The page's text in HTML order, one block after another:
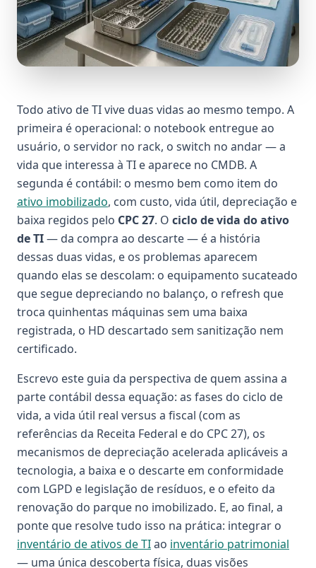
Todo ativo de TI vive duas vidas ao mesmo tempo. A
primeira é operacional: o notebook entregue ao
usuário, o servidor no rack, o switch no andar — a
vida que interessa à TI e aparece no CMDB. A
segunda é contábil: o mesmo bem como item do
ativo imobilizado, com custo, vida útil, depreciação e
baixa regidos pelo CPC 27. O ciclo de vida do ativo
de TI— da compra ao descarte — é a história
dessas duas vidas, e os problemas aparecem
quando elas se descolam: o equipamento sucateado
que segue depreciando no balanço, o refresh que
troca quinhentas máquinas sem uma baixa
registrada, o HD descartado sem sanitização nem
certificado.
Escrevo este guia da perspectiva de quem assina a
parte contábil dessa equação: as fases do ciclo de
vida, a vida útil real versus a fiscal (com as
referências da Receita Federal e do CPC 27), os
mecanismos de depreciação acelerada aplicáveis a
tecnologia, a baixa e o descarte em conformidade
com LGPD e legislação de resíduos, e o efeito da
renovação do parque no imobilizado. E, ao final, a
ponte que resolve tudo isso na prática: integrar o
inventário de ativos de TIao inventário patrimonial
— uma única descoberta física, duas visões